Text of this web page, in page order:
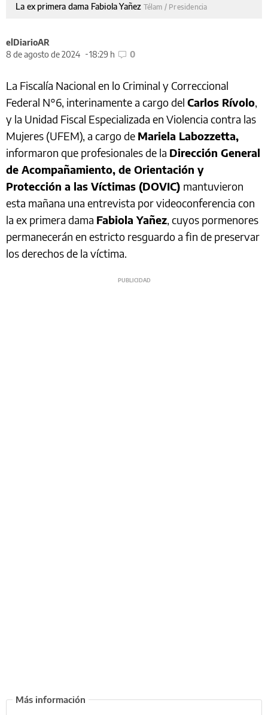
La ex primera dama Fabiola Yañez Télam / Presidencia
elDiarioAR
8 de agosto de 2024
18:29 h 0
La Fiscalía Nacional en lo Criminal y Correccional
Federal N°6, interinamente a cargo del Carlos Rívolo,
y la Unidad Fiscal Especializada en Violencia contra las
Mujeres (UFEM), a cargo de Mariela Labozzetta,
informaron que profesionales de la Dirección General
de Acompañamiento, de Orientación y
Protección a las Víctimas (DOVIC) mantuvieron
esta mañana una entrevista por videoconferencia con
la ex primera dama Fabiola Yañez, cuyos pormenores
permanecerán en estricto resguardo a fin de preservar
los derechos de la víctima.